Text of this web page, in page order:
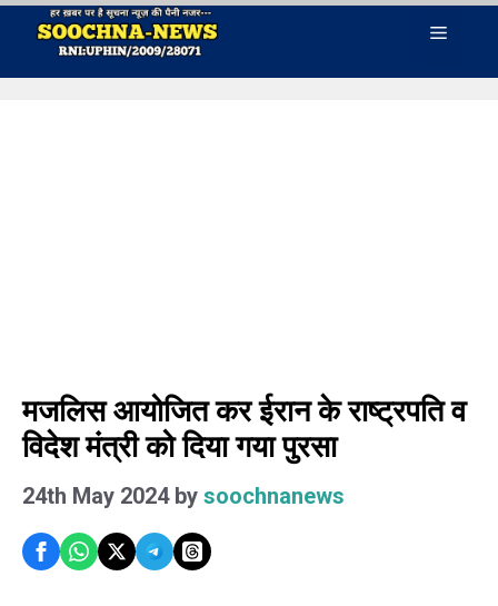
Skip
content
Menu
मजलिस आयोजित कर ईरान के राष्ट्रपति व
विदेश मंत्री को दिया गया पुरसा
24th May 2024 by soochnanews